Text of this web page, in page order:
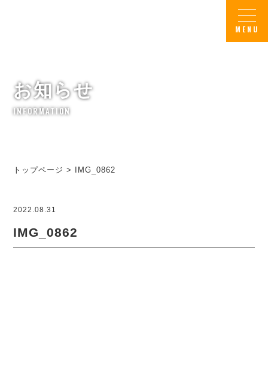
お知らせ
INFORMATION
トップページ > IMG_0862
2022.08.31
IMG_0862